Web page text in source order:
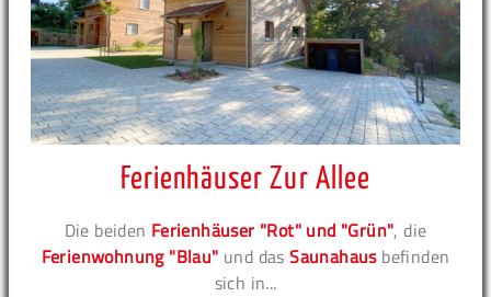
Ferienhäuser Zur Allee
Die beiden Ferienhäuser "Rot" und "Grün", die
Ferienwohnung "Blau" und dasSaunahausbefinden
sich in...